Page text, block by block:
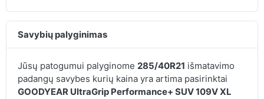
Savybių palyginimas
Jūsų patogumui palyginome 285/40R21 išmatavimo
padangų savybes kurių kaina yra artima pasirinktai
GOODYEAR UltraGrip Performance+ SUV 109V XL